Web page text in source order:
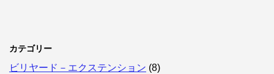
カテゴリー
ビリヤード－エクステンション (8)